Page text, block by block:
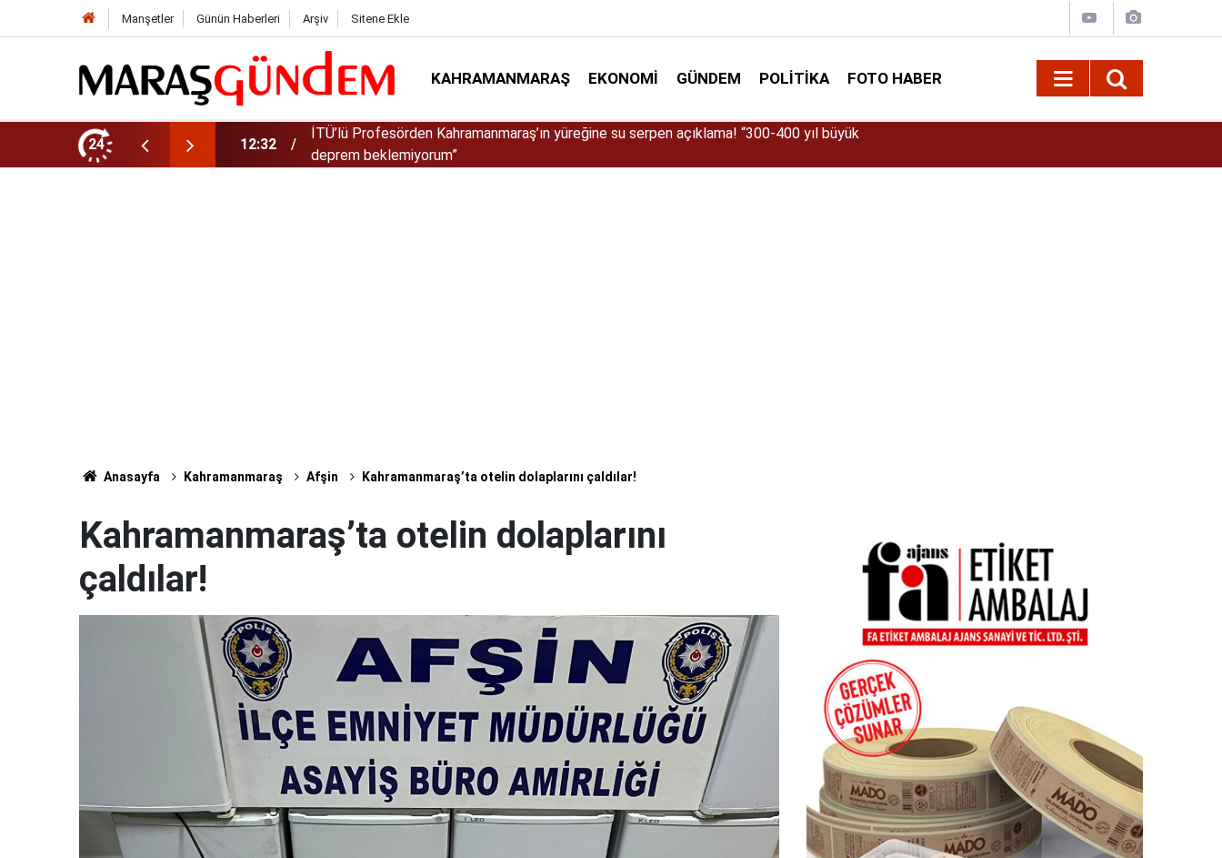
Manşetler Günün Haberleri Arşiv Sitene Ekle
KAHRAMANMARAŞ EKONOMI GÜNDEM POLITIKA FOTO HABER
24
açıklama! “300-400 yıl büyük
11:19 Kahramanmaraş-Göksun tünellerinde elektronik radar aktif oldu!
Anasayfa Kahramanmaraş Afşin Kahramanmaraş’ta otelin dolaplarını çaldılar!
Kahramanmaraş’ta otelin dolaplarını
çaldılar!